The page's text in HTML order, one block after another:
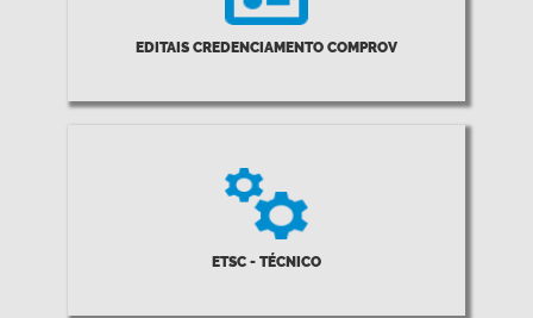
EDITAIS CREDENCIAMENTO COMPROV
ETSC - TÉCNICO